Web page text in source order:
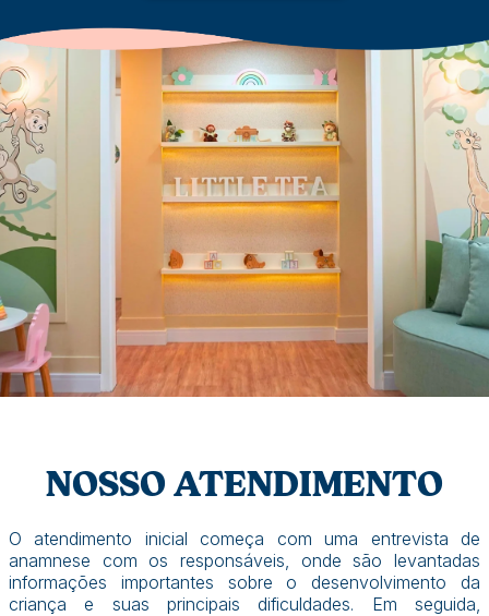
NOSSO ATENDIMENTO
O atendimento inicial começa com uma entrevista de
anamnese com os responsáveis, onde são levantadas
informações importantes sobre o desenvolvimento da
criança e suas principais dificuldades. Em seguida,